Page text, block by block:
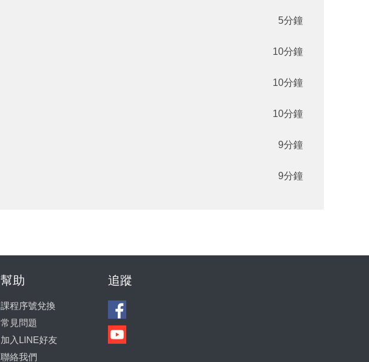
5分鐘
10分鐘
10分鐘
10分鐘
9分鐘
9分鐘
幫助
課程序號兌換
常見問題
加入LINE好友
聯絡我們
追蹤